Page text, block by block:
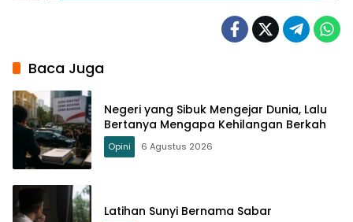
Baca Juga
Negeri yang Sibuk Mengejar Dunia, Lalu
Bertanya Mengapa Kehilangan Berkah
Opini 6 Agustus 2026
Latihan Sunyi Bernama Sabar